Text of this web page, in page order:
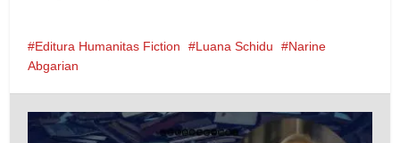
Editura Humanitas Fiction Luana Schidu
Narine
Abgarian